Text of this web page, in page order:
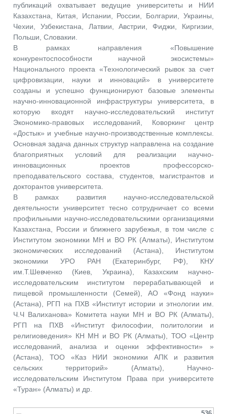
публикаций охватывает ведущие университеты и НИИ
Казахстана, Китая, Испании, России, Болгарии, Украины,
Чехии, Узбекистана, Латвии, Австрии, Фиджи, Киргизии,
Польши, Словакии.
В рамках направления «Повышение
конкурентоспособности научной экосистемы»
Национального проекта «Технологический рывок за счет
цифровизации, науки и инноваций» в университете
созданы и успешно функционируют базовые элементы
научно-инновационной инфраструктуры университета, в
которую входят научно-исследовательский институт
Экономико-правовых исследований, Коворкинг центр
«Достык» и учебные научно-производственные комплексы.
Основная задача данных структур направлена на создание
благоприятных условий для реализации научно-
инновационных проектов профессорско-
преподавательского состава, студентов, магистрантов и
докторантов университета.
В рамках развития научно-исследовательской
деятельности университет тесно сотрудничает со всеми
профильными научно-исследовательскими организациями
Казахстана, России и ближнего зарубежья, в том числе с
Институтом экономики МН и ВО РК (Алматы), Институтом
экономических исследований (Астана), Институтом
экономики УРО РАН (Екатеринбург, РФ), КНУ
им.Т.Шевченко (Киев, Украина), Казахским научно-
исследовательским институтом перерабатывающей и
пищевой промышленности (Семей), АО «Фонд науки»
(Астана), РГП на ПХВ «Институт истории и этнологии им.
Ч.Ч Валиханова» Комитета науки МН и ВО РК (Алматы),
РГП на ПХВ «Институт философии, политологии и
религиоведения» КН МН и ВО РК (Алматы), ТОО «Центр
исследований, анализа и оценки эффективности» »
(Астана), ТОО «Каз НИИ экономики АПК и развития
сельских территорий» (Алматы), Научно-
исследовательским Институтом Права при университете
«Туран» (Алматы) и др.